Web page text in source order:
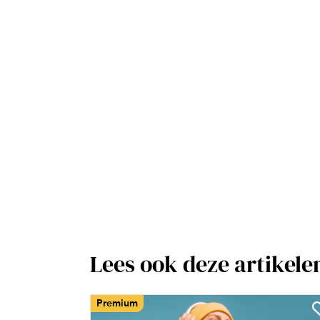
Lees ook deze
Premium